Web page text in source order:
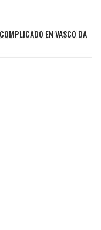
EN VASCO DA